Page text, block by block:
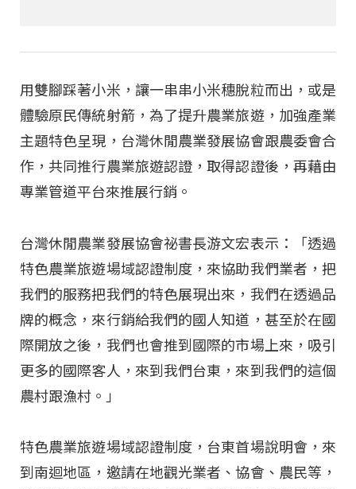
用雙腳踩著小米，讓一串串小米穗脫粒而出，或是
體驗原民傳統射箭，為了提升農業旅遊，加強產業
主題特色呈現，台灣休閒農業發展協會跟農委會合
作，共同推行農業旅遊認證，取得認證後，再藉由
專業管道平台來推展行銷。
台灣休閒農業發展協會祕書長游文宏表示：「透過
特色農業旅遊場域認證制度，來協助我們業者，把
我們的服務把我們的特色展現出來，我們在透過品
牌的概念，來行銷給我們的國人知道，甚至於在國
際開放之後，我們也會推到國際的市場上來，吸引
更多的國際客人，來到我們台東，來到我們的這個
農村跟漁村。」
特色農業旅遊場域認證制度，台東首場說明會，來
到南迴地區，邀請在地觀光業者、協會、農民等，